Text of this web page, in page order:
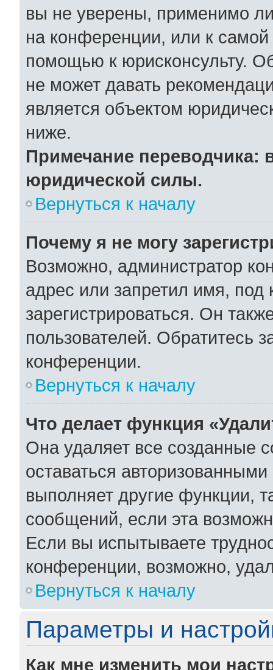
вы не уверены, применимо
на конференции, или к
помощью к юрисконсульту.
не может давать
является объектом
ниже.
Примечание переводчика:
юридической силы.
Вернуться к началу
Почему я не могу
Возможно, администратор
адрес или запретил имя,
зарегистрироваться. Он
пользователей. Обратитесь
конференции.
Вернуться к началу
Что делает функция
Она удаляет все созданные
оставаться
выполняет другие функции,
сообщений, если эта
Если вы испытываете
конференции, возможно,
Вернуться к началу
Параметры и
Как мне изменить мои